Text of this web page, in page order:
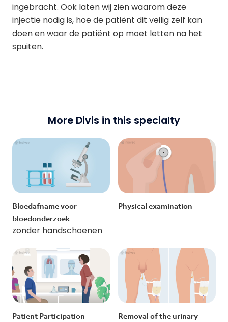
ingebracht. Ook laten wij zien waarom deze
injectie nodig is, hoe de patiënt dit veilig zelf kan
doen en waar de patiënt op moet letten na het
spuiten.
More Divis in this specialty
Bloedafname voor
bloedonderzoek
zonder handschoenen
Physical examination
Patient Participation
Removal of the urinary